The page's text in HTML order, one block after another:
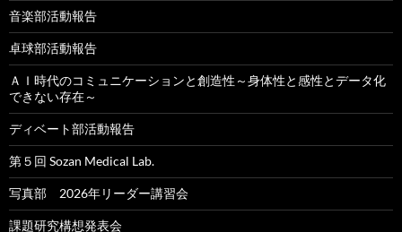
音楽部活動報告
卓球部活動報告
ＡＩ時代のコミュニケーションと創造性～身体性と感性とデータ化
できない存在～
ディベート部活動報告
第５回 Sozan Medical Lab.
写真部 2026年リーダー講習会
課題研究構想発表会